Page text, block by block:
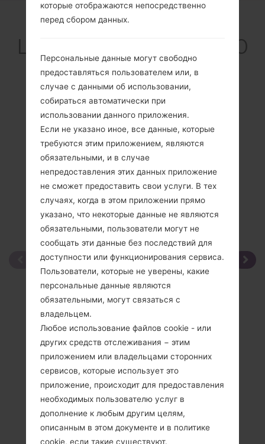
Обзор
LGQ720QM5(LMQ720
QM5) akaLG Stylo 5
Сравнить
которые отображаются непосредственно
перед сбором данных.
Персональные данные могут свободно
предоставляться пользователем или, в
случае с данными об использовании,
собираться автоматически при
использовании данного приложения.
Если не указано иное, все данные, которые
требуются этим приложением, являются
обязательными, и в случае
непредоставления этих данных приложение
не сможет предоставить свои услуги. В тех
случаях, когда в этом приложении прямо
указано, что некоторые данные не являются
обязательными, пользователи могут не
сообщать эти данные без последствий для
доступности или функционирования сервиса.
Пользователи, которые не уверены, какие
персональные данные являются
обязательными, могут связаться с
владельцем.
Любое использование файлов cookie - или
других средств отслеживания − этим
приложением или владельцами сторонних
сервисов, которые использует это
приложение, происходит для предоставления
необходимых пользователю услуг в
дополнение к любым другим целям,
описанным в этом документе и в политике
cookie, если такие существуют.